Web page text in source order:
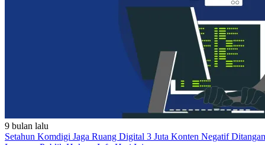
9 bulan lalu
Setahun Komdigi Jaga Ruang Digital 3 Juta Konten Negatif